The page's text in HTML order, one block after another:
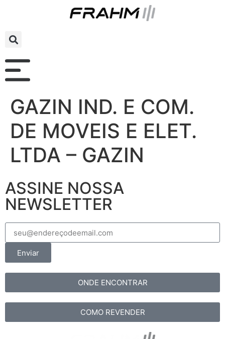
GAZIN IND. E COM.
DE MOVEIS E ELET.
LTDA – GAZIN
ASSINE NOSSA
NEWSLETTER
Enviar
ONDE ENCONTRAR
COMO REVENDER